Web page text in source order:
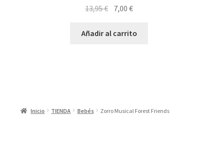
13,95€ El
original
7,00€El
actual
Añadir al carrito
Inicio TIENDA Bebés Zorro Musical Forest Friends